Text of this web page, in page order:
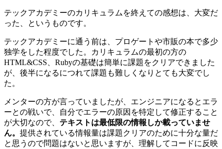
テックアカデミーのカリキュラムを終えての感想は、大変だ
った、というものです。
テックアカデミーに通う前は、プロゲートや市販の本で多少
独学をした程度でした。カリキュラムの最初の方の
HTML&CSS、Rubyの基礎は簡単に課題をクリアできました
が、 後半になるにつれて課題も難しくなりとても大変でし
た。
メンターの方が言っていましたが、エンジニアになるとエラ
ーとの戦いで、自分でエラーの原因を特定して修正すること
が大切なので、 テキストは最低限の情報しか載っていませ
ん。 提供されている情報量は課題クリアのために十分な量だ
と思うので問題はないと思いますが、 理解してコードに反映